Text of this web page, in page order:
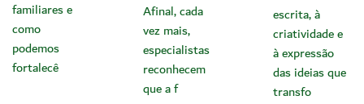
familiares e
como
podemos
fortalecê
Afinal, cada
vez mais,
especialistas
reconhecem
que a f
escrita, à
criatividade e
à expressão
das ideias que
transfo